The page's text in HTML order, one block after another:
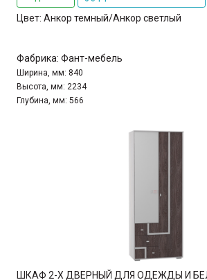
Цвет: Анкор темный/Анкор светлый
Фабрика: Фант-мебель
Ширина, мм: 840
Высота, мм: 2234
Глубина, мм: 566
ШКАФ 2-Х ДВЕРНЫЙ ДЛЯ ОДЕЖДЫ И